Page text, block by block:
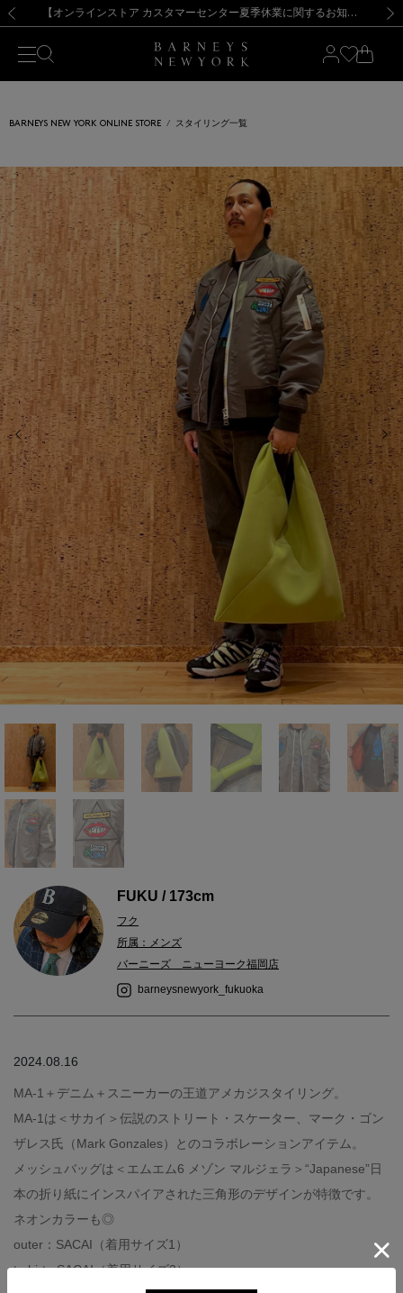
新規登録のお客様も対象！＜MY BARNEYS＞会員のお客様は11,000円（税込）以上のお買上げで常時送料無料！お買い物の際は会員登録を！
【夏季休業に伴う出荷一時停止のお知らせ】(2026.8.7) 【オンラインストア カスタマーセンター夏季休業に関するお知らせ】（2026.8.7）
【夏季休業に伴う返品・交換承り一時停止のお知らせ】（2026.8.5）
熊本県を中心とした地震の影響によるお荷物のお届けについて
【開催中】SUMMER SALEのご案内・ご注意事項 新規登録のお客様も対象！＜MY BARNEYS＞会員のお客様は11,000円（税込）以上のお買上げで常時送料無料！お買い物の際は会員登録を！
【夏季休業に伴う出荷一時停止のお知らせ】(2026.8.7)
BARNEYS NEW YORK ONLINE STORE スタイリング一覧
前の画像 次
FUKU / 173cm
フク
所属：メンズ
バーニーズ ニューヨーク福岡店
barneysnewyork_fukuoka
2024.08.16
MA-1＋デニム＋スニーカーの王道アメカジスタイリング。
MA-1は＜サカイ＞伝説のストリート・スケーター、マーク・ゴン
ザレス氏（Mark Gonzales）とのコラボレーションアイテム。
メッシュバッグは＜エムエム6 メゾン マルジェラ＞“Japanese”日
本の折り紙にインスパイアされた三角形のデザインが特徴です。
ネオンカラーも◎
outer：SACAI（着用サイズ1）
t-shirt : SACAI（着用サイズ2）